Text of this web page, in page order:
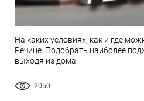
На каких условиях, как и где
Речице. Подобрать наиболее
выходя из дома.
2050